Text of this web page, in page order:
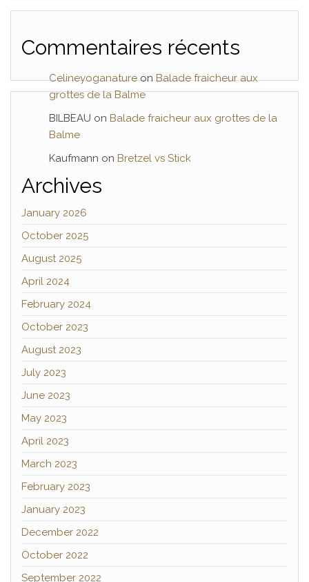
Commentaires récents
CelineyoganatureonBalade fraicheur aux
grottes de la Balme
BILBEAU on Balade fraicheur aux grottes de la
Balme
Kaufmann on Bretzel vs Stick
Archives
January 2026
October 2025
August 2025
April 2024
February 2024
October 2023
August 2023
July 2023
June 2023
May 2023
April 2023
March 2023
February 2023
January 2023
December 2022
October 2022
September 2022